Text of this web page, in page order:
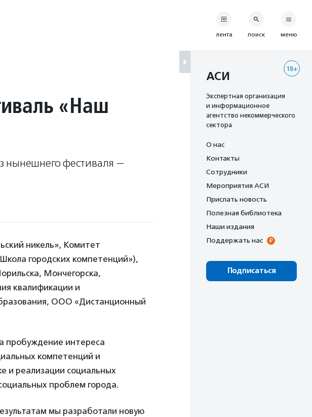
«Наш
нынешнего фестиваля —
никель», Комитет
городских компетенций»),
Мончегорска,
квалификации и
ООО «Дистанционный
пробуждение интереса
компетенций и
и реализации социальных
проблем города.
мы разработали новую
лента поиск меню
18+
АСИ
Экспертная организация
и информационное
агентство некоммерческого
сектора
О нас
Контакты
Сотрудники
Мероприятия АСИ
Прислать новость
Полезная библиотека
Наши издания
Поддержать нас
Подписаться